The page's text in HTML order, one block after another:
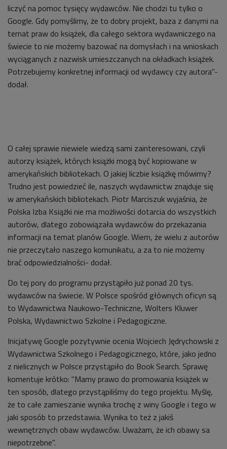
liczyć na pomoc tysięcy wydawców. Nie chodzi tu tylko o
Google. Gdy pomyślimy, że to dobry projekt, baza z danymi na
temat praw do książek, dla całego sektora wydawniczego na
świecie to nie możemy bazować na domysłach i na wnioskach
wyciąganych z nazwisk umieszczanych na okładkach książek.
Potrzebujemy konkretnej informacji od wydawcy czy autora"-
dodał.
O całej sprawie niewiele wiedzą sami zainteresowani, czyli
autorzy książek, których książki mogą być kopiowane w
amerykańskich bibliotekach. O jakiej liczbie książkę mówimy?
Trudno jest powiedzieć ile, naszych wydawnictw znajduje się
w amerykańskich bibliotekach. Piotr Marciszuk wyjaśnia, że
Polska Izba Książki nie ma możliwości dotarcia do wszystkich
autorów, dlatego zobowiązała wydawców do przekazania
informacji na temat planów Google. Wiem, że wielu z autorów
nie przeczytało naszego komunikatu, a za to nie możemy
brać odpowiedzialności- dodał.
Do tej pory do programu przystąpiło już ponad 20 tys.
wydawców na świecie. W Polsce spośród głównych oficyn są
to Wydawnictwa Naukowo-Techniczne, Wolters Kluwer
Polska, Wydawnictwo Szkolne i Pedagogiczne.
Inicjatywę Google pozytywnie ocenia Wojciech Jędrychowski z
Wydawnictwa Szkolnego i Pedagogicznego, które, jako jedno
z nielicznych w Polsce przystąpiło do Book Search. Sprawę
komentuje krótko: "Mamy prawo do promowania książek w
ten sposób, dlatego przystąpiliśmy do tego projektu. Myślę,
że to całe zamieszanie wynika trochę z winy Google i tego w
jaki sposób to przedstawia. Wynika to też z jakiś
wewnętrznych obaw wydawców. Uważam, że ich obawy sa
niepotrzebne".